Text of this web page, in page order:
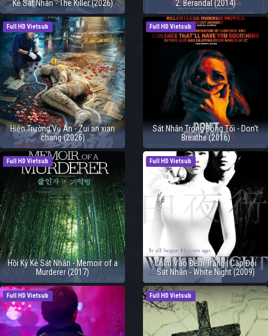
Kẻ Sát Nhân - The Killer (2026)
2: Berandal (2014)
Full HD Vietsub
Hiện Trường Vụ Án - Zui an xian
chang (2026)
Full HD Vietsub
Sát Nhân Trong Bóng Tối - Don't
Breathe (2016)
Full HD Vietsub
Hồi Ký Kẻ Sát Nhân - Memoir of a
Murderer (2017)
Full HD Vietsub
Chìm Vào Đêm Trắng | Cặp Đôi
Sát Nhân - White Night (2009)
Full HD Vietsub Full HD Vietsub